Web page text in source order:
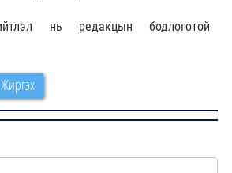
нь редакцын бодлоготой
Жиргэх